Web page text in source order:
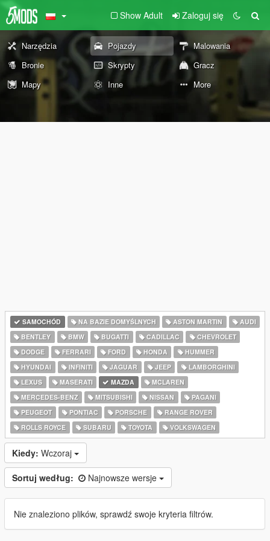
Show Adult Zaloguj się
Narzędzia Pojazdy
Malowania
Bronie
Skrypty
Gracz
Mapy
Inne More
SAMOCHÓD NA BAZIE DOMYŚLNYCH ASTON MARTIN
AUDI
BENTLEY
BMW BUGATTI CADILLAC
CHEVROLET
DODGE
FERRARI FORD HONDA
HUMMER
HYUNDAI
INFINITI JAGUAR JEEP
LAMBORGHINI
LEXUS
MASERATI MAZDA
MCLAREN
MERCEDES-BENZ
MITSUBISHI NISSAN
PAGANI
PEUGEOT
PONTIAC PORSCHE
RANGE ROVER
ROLLS ROYCE
SUBARU TOYOTA VOLKSWAGEN
Kiedy: Wczoraj
Sortuj według: Najnowsze wersje
Nie znaleziono plików, sprawdź swoje kryteria filtrów.